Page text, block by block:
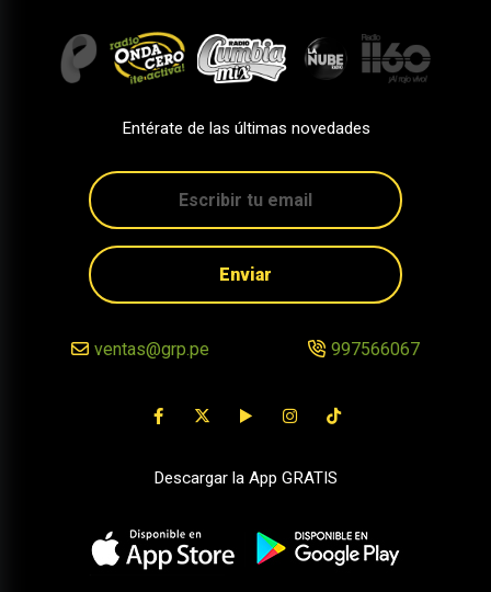
Entérate de las últimas novedades
Enviar
ventas@grp.pe 997566067
Descargar la App GRATIS